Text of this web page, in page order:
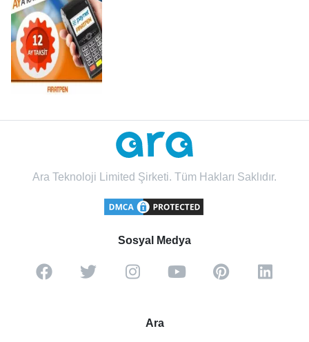
Ara Teknoloji Limited Şirketi. Tüm Hakları Saklıdır.
Sosyal Medya
Ara